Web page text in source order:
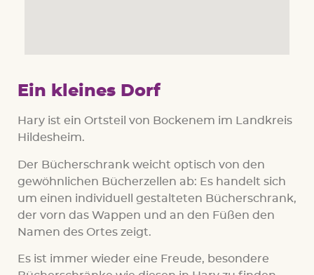
Ein kleines Dorf
Hary ist ein Ortsteil von Bockenem im Landkreis
Hildesheim.
Der Bücherschrank weicht optisch von den
gewöhnlichen Bücherzellen ab: Es handelt sich
um einen individuell gestalteten Bücherschrank,
der vorn das Wappen und an den Füßen den
Namen des Ortes zeigt.
Es ist immer wieder eine Freude, besondere